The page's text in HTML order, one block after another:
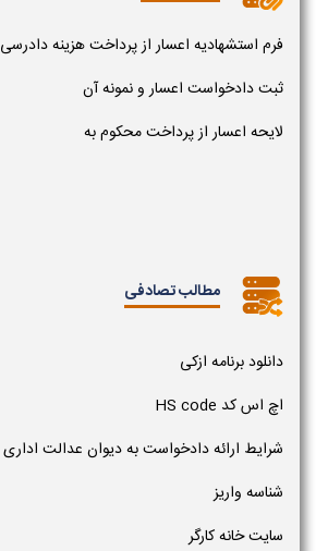
فرم استشهادیه اعسار از پرداخت هزینه دادرسی
ثبت دادخواست اعسار و نمونه آن
لایحه اعسار از پرداخت محکوم به
مطالب تصادفی
دانلود برنامه ازکی
اچ اس کد HS code
شرایط ارائه دادخواست به دیوان عدالت اداری
شناسه واریز
سایت خانه کارگر